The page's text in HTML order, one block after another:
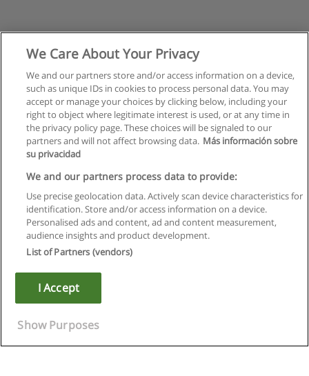
Kullanım koşulları
Gizlilik politikası
Copyright © Educaedu Business S.L. - CIF : B-95610580: -
We Care About Your Privacy
We and our partners store and/or access information on a device,
such as unique IDs in cookies to process personal data. You may
accept or manage your choices by clicking below, including your
right to object where legitimate interest is used, or at any time in
the privacy policy page. These choices will be signaled to our
partners and will not affect browsing data. Más información sobre
su privacidad
We and our partners process data to provide:
Use precise geolocation data. Actively scan device characteristics for
identification. Store and/or access information on a device.
Personalised ads and content, ad and content measurement,
audience insights and product development.
List of Partners (vendors)
I Accept
Show Purposes